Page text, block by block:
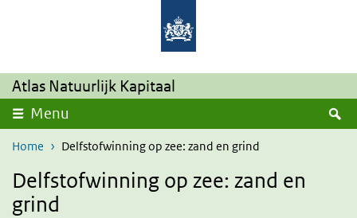
Overslaan en naar de inhoud gaan
Atlas Natuurlijk Kapitaal
Menu
Home Delfstofwinning op zee: zand en grind
Delfstofwinning op zee: zand en
grind